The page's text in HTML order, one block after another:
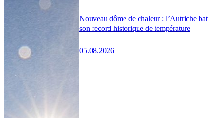
Nouveau dôme de chaleur : l’Autriche bat
son record historique de température
05.08.2026